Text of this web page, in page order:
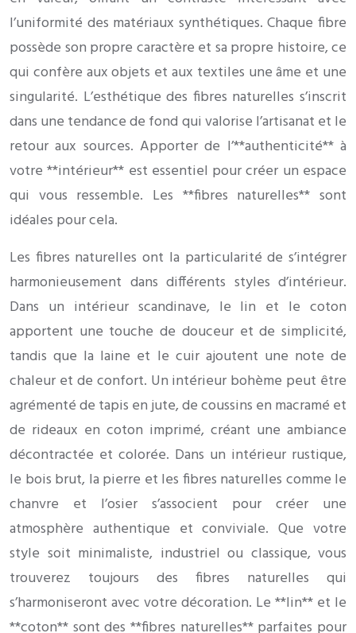
l’uniformité des matériaux synthétiques. Chaque fibre
possède son propre caractère et sa propre histoire, ce
qui confère aux objets et aux textiles une âme et une
singularité. L’esthétique des fibres naturelles s’inscrit
dans une tendance de fond qui valorise l’artisanat et le
retour aux sources. Apporter de l’**authenticité** à
votre **intérieur** est essentiel pour créer un espace
qui vous ressemble. Les **fibres naturelles** sont
idéales pour cela.
Les fibres naturelles ont la particularité de s’intégrer
harmonieusement dans différents styles d’intérieur.
Dans un intérieur scandinave, le lin et le coton
apportent une touche de douceur et de simplicité,
tandis que la laine et le cuir ajoutent une note de
chaleur et de confort. Un intérieur bohème peut être
agrémenté de tapis en jute, de coussins en macramé et
de rideaux en coton imprimé, créant une ambiance
décontractée et colorée. Dans un intérieur rustique,
le bois brut, la pierre et les fibres naturelles comme le
chanvre et l’osier s’associent pour créer une
atmosphère authentique et conviviale. Que votre
style soit minimaliste, industriel ou classique, vous
trouverez toujours des fibres naturelles qui
s’harmoniseront avec votre décoration. Le **lin** et le
**coton** sont des **fibres naturelles** parfaites pour